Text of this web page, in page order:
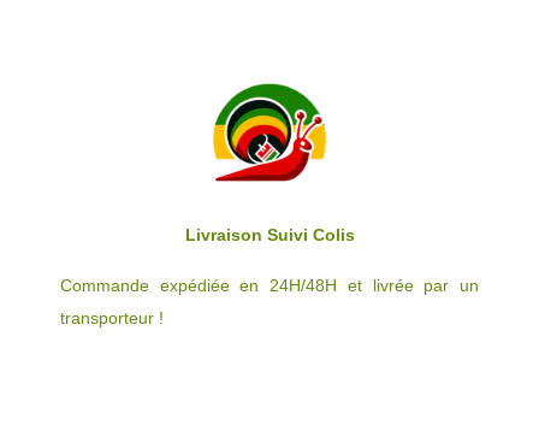
Livraison Suivi Colis
Commande expédiée en 24H/48H et livrée par un
transporteur !